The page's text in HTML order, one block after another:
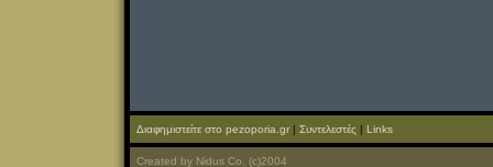
Διαφημιστείτε στο pezoporia.gr | Συντελεστές | Links
Created by Nidus Co. (c)2004